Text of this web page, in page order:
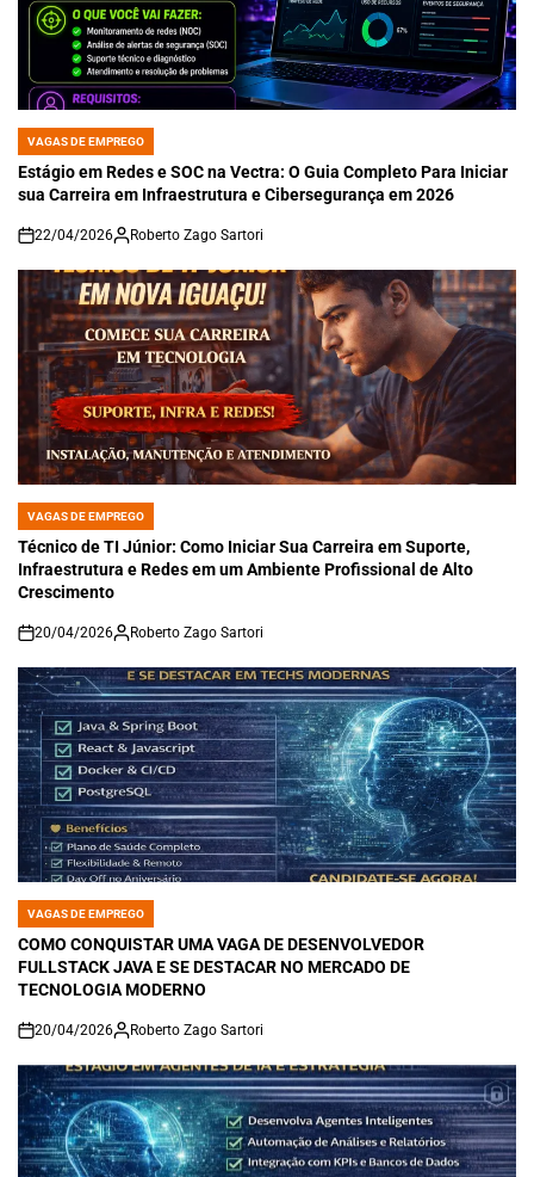
POSTED
IN
VAGAS DE EMPREGO
Estágio em Redes e SOC na Vectra: O Guia Completo Para Iniciar
sua Carreira em Infraestrutura e Cibersegurança em 2026
on
22/04/2026 Roberto Zago Sartori
POSTED
IN
VAGAS DE EMPREGO
Técnico de TI Júnior: Como Iniciar Sua Carreira em Suporte,
Infraestrutura e Redes em um Ambiente Profissional de Alto
Crescimento
on
20/04/2026 Roberto Zago Sartori
POSTED
IN
VAGAS DE EMPREGO
COMO CONQUISTAR UMA VAGA DE DESENVOLVEDOR
FULLSTACK JAVA E SE DESTACAR NO MERCADO DE
TECNOLOGIA MODERNO
on
20/04/2026 Roberto Zago Sartori